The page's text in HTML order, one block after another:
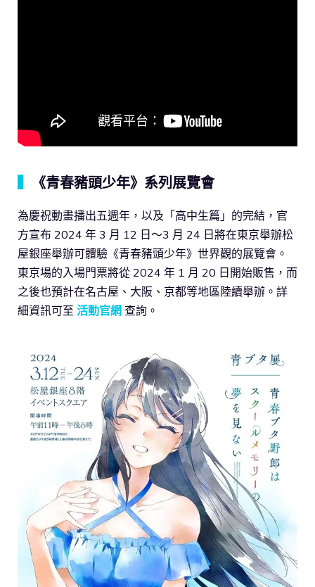
《青春豬頭少年》系列展覽會
為慶祝動畫播出五週年，以及「高中生篇」的完結，官
方宣布 2024 年 3 月 12 日～3 月 24 日將在東京舉辦松
屋銀座舉辦可體驗《青春豬頭少年》世界觀的展覽會。
東京場的入場門票將從 2024 年 1 月 20 日開始販售，而
之後也預計在名古屋、大阪、京都等地區陸續舉辦。詳
細資訊可至 活動官網 查詢。